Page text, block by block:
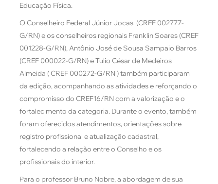
Educação Física.
O Conselheiro Federal Júnior Jocas (CREF 002777-
G/RN) e os conselheiros regionais Franklin Soares (CREF
001228-G/RN), Antônio José de Sousa Sampaio Barros
(CREF 000022-G/RN) e Tulio César de Medeiros
Almeida ( CREF 000272-G/RN ) também participaram
da edição, acompanhando as atividades e reforçando o
compromisso do CREF16/RN com a valorização e o
fortalecimento da categoria. Durante o evento, também
foram oferecidos atendimentos, orientações sobre
registro profissional e atualização cadastral,
fortalecendo a relação entre o Conselho e os
profissionais do interior.
Para o professor Bruno Nobre, a abordagem de sua